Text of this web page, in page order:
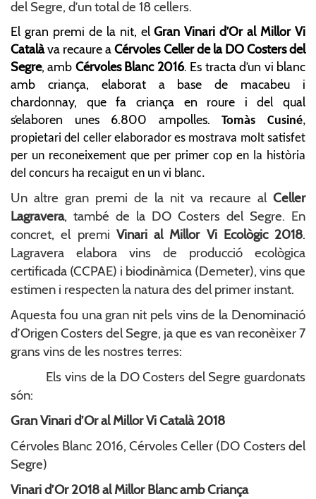
del Segre, d’un total de 18 cellers.
El gran premi de la nit, elGran Vinari d’Or al Millor Vi
Catalàva recaure aCérvoles Celler de la DO Costers del
Segre, amb Cérvoles Blanc 2016. Es tracta d’un vi blanc
amb criança, elaborat a base de macabeu i
chardonnay, que fa criança en roure i del qual
s’elaboren unes 6.800 ampolles.Tomàs Cusiné,
propietari del celler elaborador es mostrava molt satisfet
per un reconeixement que per primer cop en la història
del concurs ha recaigut en un vi blanc.
Un altre gran premi de la nit va recaure al Celler
Lagravera, també de la DO Costers del Segre. En
concret, el premi Vinari al Millor Vi Ecològic 2018.
Lagravera elabora vins de producció ecològica
certificada (CCPAE) i biodinàmica (Demeter), vins que
estimen i respecten la natura des del primer instant.
Aquesta fou una gran nit pels vins de la Denominació
d’Origen Costers del Segre, ja que es van reconèixer 7
grans vins de les nostres terres:
Els vins de la DO Costers del Segre guardonats
són:
Gran Vinari d’Or al Millor Vi Català 2018
Cérvoles Blanc 2016, Cérvoles Celler (DO Costers del
Segre)
Vinari d’Or 2018 al Millor Blanc amb Criança